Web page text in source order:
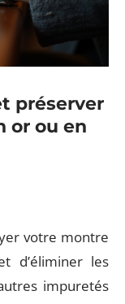
préserver
or ou en
votre montre
d’éliminer les
impuretés